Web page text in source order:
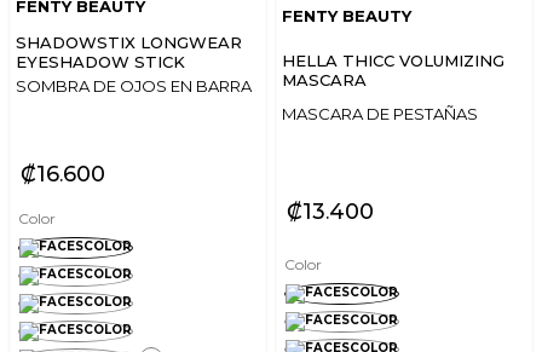
FENTY BEAUTY
SHADOWSTIX LONGWEAR
EYESHADOW STICK
SOMBRA DE OJOS EN BARRA
₡16600
Color
FENTY BEAUTY
HELLA THICC VOLUMIZING
MASCARA
MASCARA DE PESTAÑAS
₡13 400
Color